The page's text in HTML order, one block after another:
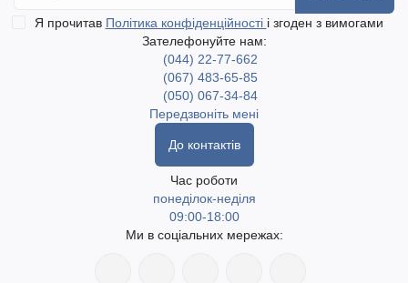
Я прочитав Політика конфіденційності і згоден з вимогами
Зателефонуйте нам:
(044) 22-77-662
(067) 483-65-85
(050) 067-34-84
Передзвоніть мені
До контактів
Час роботи
понеділок-неділя
09:00-18:00
Ми в соціальних мережах: